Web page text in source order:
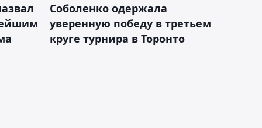
Соболенко одержала
уверенную победу в третьем
круге турнира в Торонто